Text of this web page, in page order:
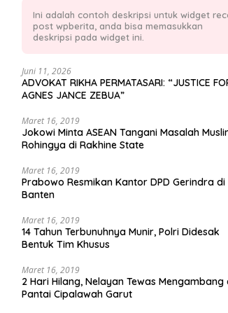
Ini adalah contoh deskripsi untuk widget
post wpberita, anda bisa memasukkan
deskripsi pada widget ini.
Juni 11, 2026
ADVOKAT RIKHA PERMATASARI: “JUSTICE
AGNES JANCE ZEBUA”
Maret 16, 2019
Jokowi Minta ASEAN Tangani Masalah
Rohingya di Rakhine State
Maret 16, 2019
Prabowo Resmikan Kantor DPD Gerindra di
Banten
Maret 16, 2019
14 Tahun Terbunuhnya Munir, Polri Didesak
Bentuk Tim Khusus
Maret 16, 2019
2 Hari Hilang, Nelayan Tewas Mengambang
Pantai Cipalawah Garut